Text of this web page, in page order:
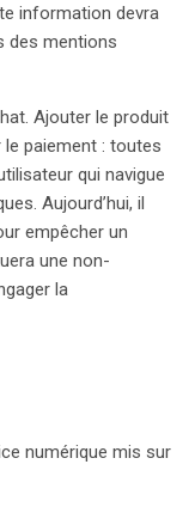
information devra
des mentions
Ajouter le produit
le paiement : toutes
qui navigue
Aujourd’hui, il
empêcher un
une non-
la
numérique mis sur